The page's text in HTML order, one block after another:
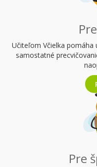
Učiteľom Včielka pomáha
samostatné
Pre